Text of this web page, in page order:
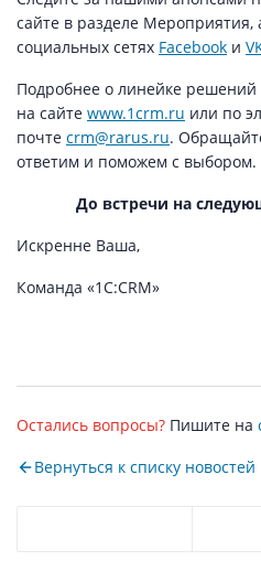
сайте в разделе Мероприятия,
социальных сетях Facebook и
Подробнее о линейке решений
на сайте www.1crm.ru или по
почте crm@rarus.ru.
ответим и поможем с выбором.
До встречи на
Искренне Ваша,
Команда «1С:CRM»
Остались вопросы? Пишите на
Вернуться к списку новостей